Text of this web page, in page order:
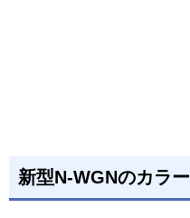
新型N-WGNのカラー